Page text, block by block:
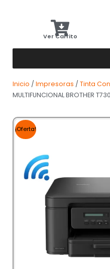
Ver Carrito
Inicio / Impresoras / Tinta
MULTIFUNCIONAL BROTHER
¡Oferta!